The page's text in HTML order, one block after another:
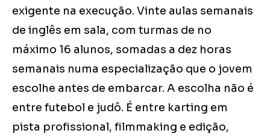
exigente na execução. Vinte aulas semanais
de inglês em sala, com turmas de no
máximo 16 alunos, somadas a dez horas
semanais numa especialização que o jovem
escolhe antes de embarcar. A escolha não é
entre futebol e judô. É entre karting em
pista profissional, filmmaking e edição,